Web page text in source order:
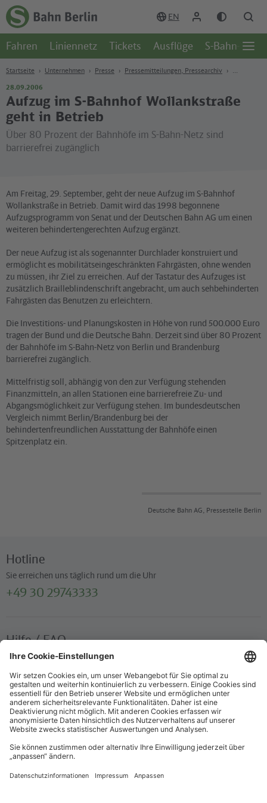
Zum Hauptinhalt
Zur Suche
Zur Hauptnavigation
Zur Fußzeile
Zur
Startseite
S-
Bahn
EN
Fahren Liniennetz Tickets Ausflüge S-Bahn-Welt
Startseite Unternehmen Presse Pressemitteilungen, Pressearchiv
28.09.2006
Aufzug im S-Bahnhof Wollankstraße
geht in Betrieb
Über 80 Prozent der Bahnhöfe im S-Bahn-Netz sind
barrierefrei zugänglich
Am Freitag, 29. September, geht der neue Aufzug im S-Bahnhof
Wollankstraße in Betrieb. Damit wird das 1998 begonnene
Aufzugsprogramm von Senat und der Deutschen Bahn AG um einen
weiteren behindertengerechten Aufzug ergänzt.
Der neue Aufzug ist als sogenannter Durchlader konstruiert und
ermöglicht es mobilitätseingeschränkten Fahrgästen, ohne wenden
zu müssen, ihr Ziel zu erreichen. Auf der Tastatur des Aufzuges ist
zusätzlich Brailleblindenschrift angebracht, um auch sehbehinderten
Fahrgästen das Benutzen zu erleichtern.
Die Investitions- und Planungskosten in Höhe von rund 500.000 Euro
tragen der Bund und die Deutsche Bahn. Derzeit sind über 80 Prozent
der Bahnhöfe im S-Bahn-Netz von Berlin und Brandenburg
barrierefrei zugänglich.
Mittelfristig soll, abhängig von den zur Verfügung stehenden
Finanzmitteln, an allen Stationen eine barrierefreie Zu- und
Abgangsmöglichkeit zur Verfügung stehen. Im bundesdeutschen
Vergleich nimmt Berlin/Brandenburg bei der
behindertenfreundlichen Ausstattung der Bahnhöfe einen
Spitzenplatz ein.
Deutsche Bahn AG, Pressestelle Berlin
Hotline
Sie erreichen uns täglich rund um die Uhr
+49 30 29743333
Hilfe / FAQ
Die wichtigsten Antworten und Hilfestellungen für unterwegs
Verkaufsstellen
Ticketverkauf und persönliche Beratung
Newsletter